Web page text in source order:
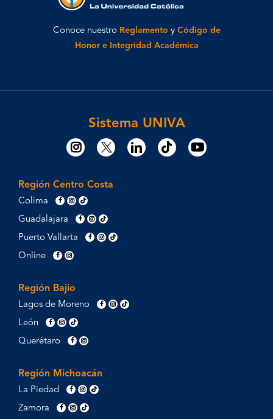
Conoce nuestro Reglamento y Código de
Honor e Integridad Académica
Sistema UNIVA
Región Centro Costa
Colima
Guadalajara
Puerto Vallarta
Online
Región Bajío
Lagos de Moreno
León
Querétaro
Región Michoacán
La Piedad
Zamora